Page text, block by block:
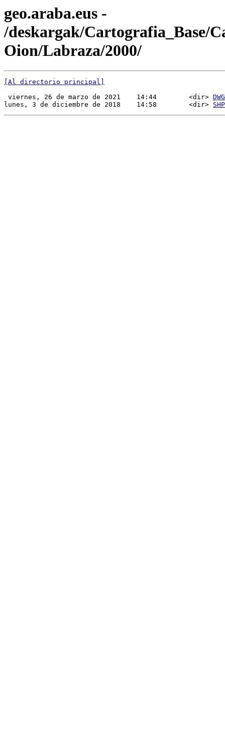
geo.araba.eus -
/deskargak/Cartografia_Base/
Oion/Labraza/2000/
[Al directorio principal]
viernes, 26 de marzo de 2021    14:44        <dir>
lunes, 3 de diciembre de 2018    14:58        <dir> SHP